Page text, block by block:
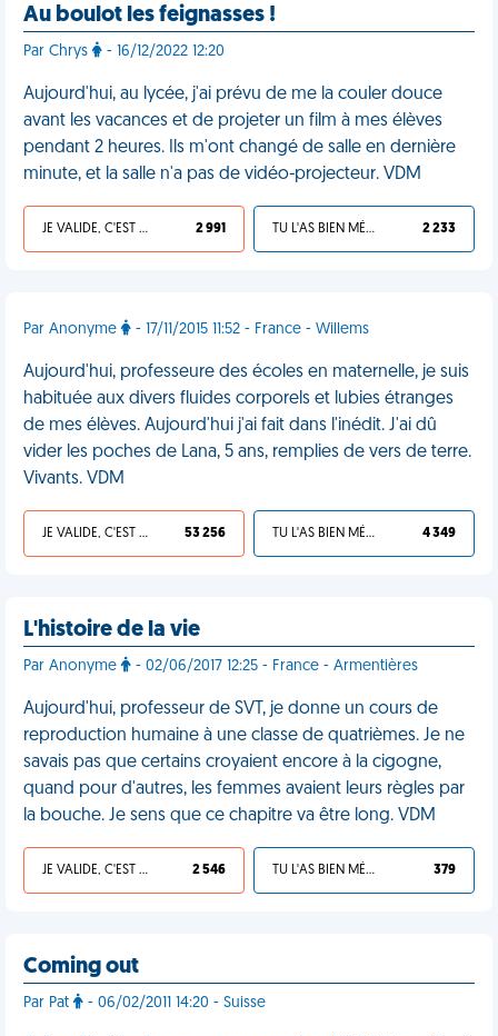
Au boulot les feignasses !
Par Chrys - 16/12/2022 12:20
Aujourd'hui, au lycée, j'ai prévu de me la couler douce
avant les vacances et de projeter un film à mes élèves
pendant 2 heures. Ils m'ont changé de salle en dernière
minute, et la salle n'a pas de vidéo-projecteur. VDM
JE VALIDE, C'EST UNE VDM 2 991 TU L'AS BIEN MÉRITÉ 2 233
Par Anonyme - 17/11/2015 11:52 - France - Willems
Aujourd'hui, professeure des écoles en maternelle, je suis
habituée aux divers fluides corporels et lubies étranges
de mes élèves. Aujourd'hui j'ai fait dans l'inédit. J'ai dû
vider les poches de Lana, 5 ans, remplies de vers de terre.
Vivants. VDM
JE VALIDE, C'EST UNE VDM 53 256 TU L'AS BIEN MÉRITÉ 4 349
L'histoire de la vie
Par Anonyme - 02/06/2017 12:25 - France - Armentières
Aujourd'hui, professeur de SVT, je donne un cours de
reproduction humaine à une classe de quatrièmes. Je ne
savais pas que certains croyaient encore à la cigogne,
quand pour d'autres, les femmes avaient leurs règles par
la bouche. Je sens que ce chapitre va être long. VDM
JE VALIDE, C'EST UNE VDM 2 546 TU L'AS BIEN MÉRITÉ 379
Coming out
Par Pat - 06/02/2011 14:20 - Suisse